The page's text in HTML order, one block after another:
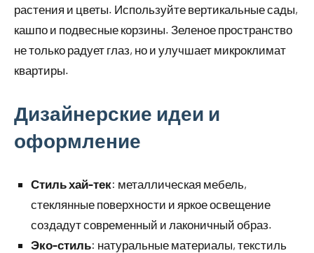
растения и цветы. Используйте вертикальные сады,
кашпо и подвесные корзины. Зеленое пространство
не только радует глаз, но и улучшает микроклимат
квартиры.
Дизайнерские идеи и
оформление
Стиль хай-тек: металлическая мебель,
стеклянные поверхности и яркое освещение
создадут современный и лаконичный образ.
Эко-стиль: натуральные материалы, текстиль